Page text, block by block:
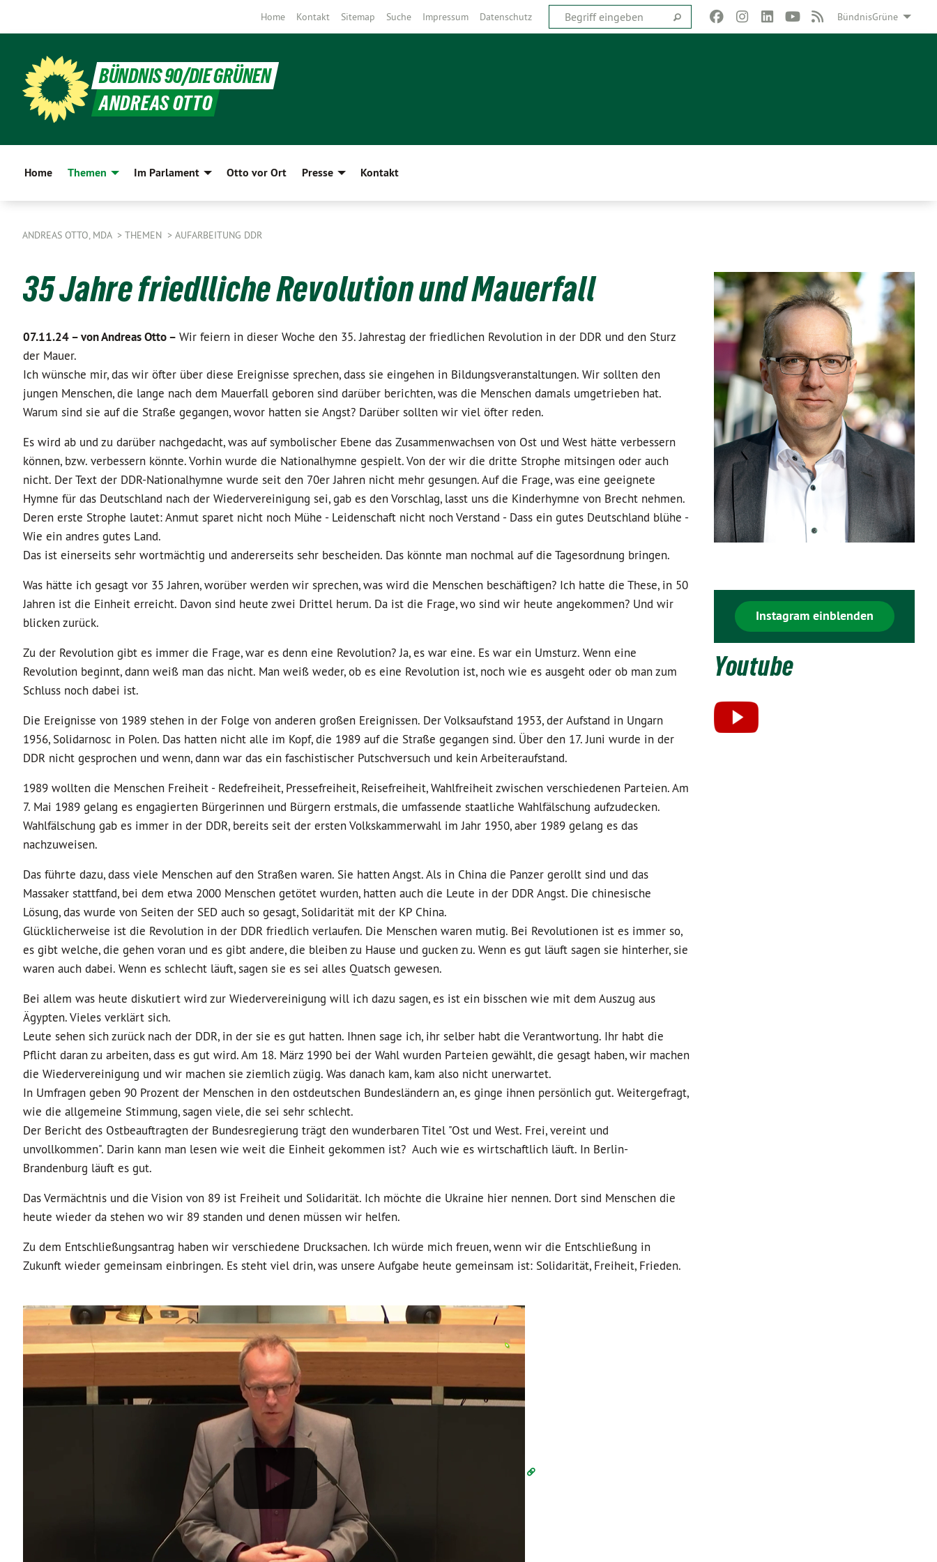
BündnisGrüne
Home Kontakt Sitemap Suche Impressum Datenschutz
BÜNDNIS 90/DIE GRÜNEN
ANDREAS OTTO
Home Themen Im Parlament Otto vor Ort Presse Kontakt
ANDREAS OTTO, MDA THEMEN AUFARBEITUNG DDR
35 Jahre friedlliche Revolution und Mauerfall
07.11.24 –von Andreas Otto – Wir feiern in dieser Woche den 35. Jahrestag der friedlichen Revolution in der DDR und den Sturz
der Mauer.
Ich wünsche mir, das wir öfter über diese Ereignisse sprechen, dass sie eingehen in Bildungsveranstaltungen. Wir sollten den
jungen Menschen, die lange nach dem Mauerfall geboren sind darüber berichten, was die Menschen damals umgetrieben hat.
Warum sind sie auf die Straße gegangen, wovor hatten sie Angst? Darüber sollten wir viel öfter reden.
Es wird ab und zu darüber nachgedacht, was auf symbolischer Ebene das Zusammenwachsen von Ost und West hätte verbessern
können, bzw. verbessern könnte. Vorhin wurde die Nationalhymne gespielt. Von der wir die dritte Strophe mitsingen oder auch
nicht. Der Text der DDR-Nationalhymne wurde seit den 70er Jahren nicht mehr gesungen. Auf die Frage, was eine geeignete
Hymne für das Deutschland nach der Wiedervereinigung sei, gab es den Vorschlag, lasst uns die Kinderhymne von Brecht nehmen.
Deren erste Strophe lautet: Anmut sparet nicht noch Mühe - Leidenschaft nicht noch Verstand - Dass ein gutes Deutschland blühe -
Wie ein andres gutes Land.
Das ist einerseits sehr wortmächtig und andererseits sehr bescheiden. Das könnte man nochmal auf die Tagesordnung bringen.
Was hätte ich gesagt vor 35 Jahren, worüber werden wir sprechen, was wird die Menschen beschäftigen? Ich hatte die These, in 50
Jahren ist die Einheit erreicht. Davon sind heute zwei Drittel herum. Da ist die Frage, wo sind wir heute angekommen? Und wir
blicken zurück.
Zu der Revolution gibt es immer die Frage, war es denn eine Revolution? Ja, es war eine. Es war ein Umsturz. Wenn eine
Revolution beginnt, dann weiß man das nicht. Man weiß weder, ob es eine Revolution ist, noch wie es ausgeht oder ob man zum
Schluss noch dabei ist.
Die Ereignisse von 1989 stehen in der Folge von anderen großen Ereignissen. Der Volksaufstand 1953, der Aufstand in Ungarn
1956, Solidarnosc in Polen. Das hatten nicht alle im Kopf, die 1989 auf die Straße gegangen sind. Über den 17. Juni wurde in der
DDR nicht gesprochen und wenn, dann war das ein faschistischer Putschversuch und kein Arbeiteraufstand.
1989 wollten die Menschen Freiheit - Redefreiheit, Pressefreiheit, Reisefreiheit, Wahlfreiheit zwischen verschiedenen Parteien. Am
7. Mai 1989 gelang es engagierten Bürgerinnen und Bürgern erstmals, die umfassende staatliche Wahlfälschung aufzudecken.
Wahlfälschung gab es immer in der DDR, bereits seit der ersten Volkskammerwahl im Jahr 1950, aber 1989 gelang es das
nachzuweisen.
Das führte dazu, dass viele Menschen auf den Straßen waren. Sie hatten Angst. Als in China die Panzer gerollt sind und das
Massaker stattfand, bei dem etwa 2000 Menschen getötet wurden, hatten auch die Leute in der DDR Angst. Die chinesische
Lösung, das wurde von Seiten der SED auch so gesagt, Solidarität mit der KP China.
Glücklicherweise ist die Revolution in der DDR friedlich verlaufen. Die Menschen waren mutig. Bei Revolutionen ist es immer so,
es gibt welche, die gehen voran und es gibt andere, die bleiben zu Hause und gucken zu. Wenn es gut läuft sagen sie hinterher, sie
waren auch dabei. Wenn es schlecht läuft, sagen sie es sei alles Quatsch gewesen.
Bei allem was heute diskutiert wird zur Wiedervereinigung will ich dazu sagen, es ist ein bisschen wie mit dem Auszug aus
Ägypten. Vieles verklärt sich.
Leute sehen sich zurück nach der DDR, in der sie es gut hatten. Ihnen sage ich, ihr selber habt die Verantwortung. Ihr habt die
Pflicht daran zu arbeiten, dass es gut wird. Am 18. März 1990 bei der Wahl wurden Parteien gewählt, die gesagt haben, wir machen
die Wiedervereinigung und wir machen sie ziemlich zügig. Was danach kam, kam also nicht unerwartet.
In Umfragen geben 90 Prozent der Menschen in den ostdeutschen Bundesländern an, es ginge ihnen persönlich gut. Weitergefragt,
wie die allgemeine Stimmung, sagen viele, die sei sehr schlecht.
Der Bericht des Ostbeauftragten der Bundesregierung trägt den wunderbaren Titel "Ost und West. Frei, vereint und
unvollkommen". Darin kann man lesen wie weit die Einheit gekommen ist? Auch wie es wirtschaftlich läuft. In Berlin-
Brandenburg läuft es gut.
Das Vermächtnis und die Vision von 89 ist Freiheit und Solidarität. Ich möchte die Ukraine hier nennen. Dort sind Menschen die
heute wieder da stehen wo wir 89 standen und denen müssen wir helfen.
Zu dem Entschließungsantrag haben wir verschiedene Drucksachen. Ich würde mich freuen, wenn wir die Entschließung in
Zukunft wieder gemeinsam einbringen. Es steht viel drin, was unsere Aufgabe heute gemeinsam ist: Solidarität, Freiheit, Frieden.
Instagram einblenden
Youtube